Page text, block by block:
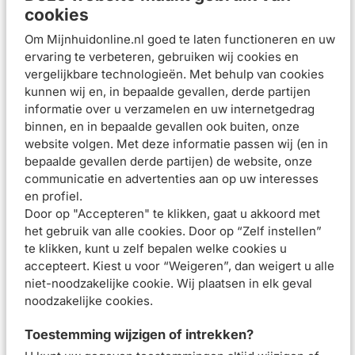
cookies
Om Mijnhuidonline.nl goed te laten functioneren en uw
ervaring te verbeteren, gebruiken wij cookies en
vergelijkbare technologieën. Met behulp van cookies
kunnen wij en, in bepaalde gevallen, derde partijen
informatie over u verzamelen en uw internetgedrag
binnen, en in bepaalde gevallen ook buiten, onze
website volgen. Met deze informatie passen wij (en in
bepaalde gevallen derde partijen) de website, onze
communicatie en advertenties aan op uw interesses
en profiel.
Door op "Accepteren" te klikken, gaat u akkoord met
het gebruik van alle cookies. Door op “Zelf instellen”
te klikken, kunt u zelf bepalen welke cookies u
accepteert. Kiest u voor “Weigeren”, dan weigert u alle
niet-noodzakelijke cookie. Wij plaatsen in elk geval
noodzakelijke cookies.
Toestemming wijzigen of intrekken?
stralen met factor 50
Verzacht en hydrateert
Formule die droog aanvoelt en de huid niet laat glimmen
Gebruiksadvies
Breng aan op een gereinigd gezicht voor blootstelling aan
de zon;
Vermijd oogcontouren en spoel overvloedig met water bij
contact met de ogen;
Regelmatig en royaal opnieuw aanbrengen, vooral na
zwemmen, sporten en zweten.
Samenstelling
Beoordelingen (9)
Aanbevolen artikelen voorVichy Capital Soleil
Dry Touch Zonnebrandcrème SPF50 50ml
Gevoelige Zones
Dry Touch